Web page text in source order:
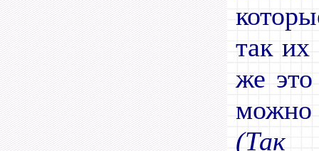
так их
же
можно
(Так